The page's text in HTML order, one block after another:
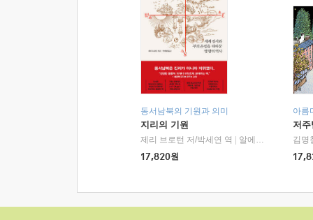
동서남북의 기원과 의미
지리의 기원
제리 브로턴 저/박세연 역
알에이치코리아(RHK)
17,820원
아름
저
김명